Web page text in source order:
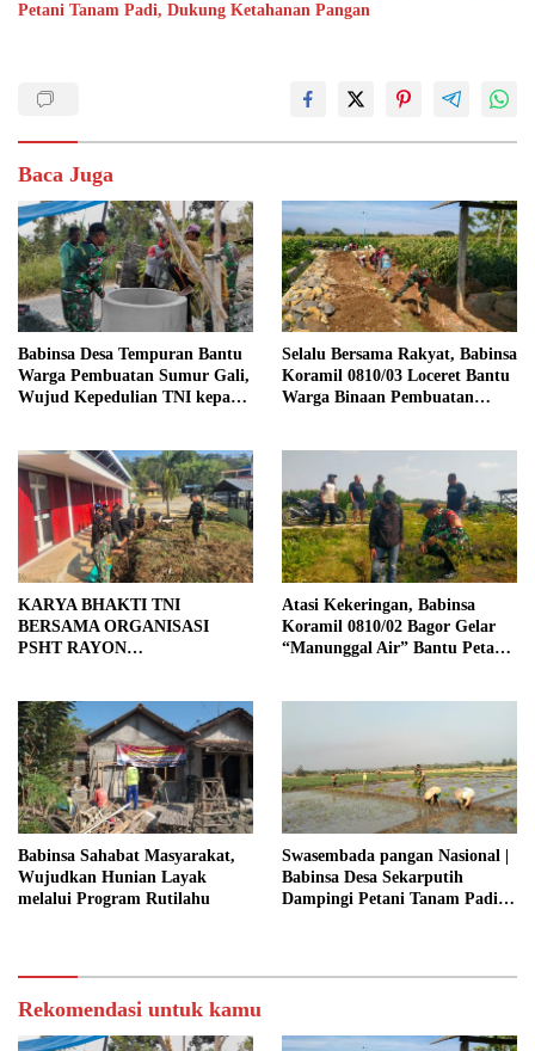
Petani Tanam Padi, Dukung Ketahanan Pangan
Baca Juga
Babinsa Desa Tempuran Bantu
Warga Pembuatan Sumur Gali,
Wujud Kepedulian TNI kepada
Selalu Bersama Rakyat, Babinsa
Koramil 0810/03 Loceret Bantu
Warga Binaan Pembuatan
KARYA BHAKTI TNI
BERSAMA ORGANISASI
PSHT RAYON
ROYONG DAN
KEMANUNGGALAN TNI-
RAKYAT
Atasi Kekeringan, Babinsa
Koramil 0810/02 Bagor Gelar
“Manunggal Air” Bantu Petani
Babinsa Sahabat Masyarakat,
Wujudkan Hunian Layak
melalui Program Rutilahu
Swasembada pangan Nasional |
Babinsa Desa Sekarputih
Dampingi Petani Tanam Padi,
Rekomendasi untuk kamu